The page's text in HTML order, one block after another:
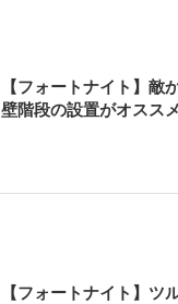
【フォートナイト】敵
壁階段の設置がオスス
【フォートナイト】ツ